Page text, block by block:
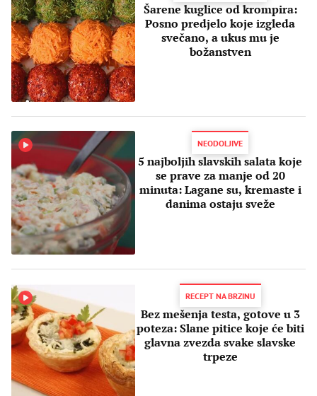
Šarene kuglice od krompira:
Posno predjelo koje izgleda
svečano, a ukus mu je
božanstven
NEODOLJIVE
5 najboljih slavskih salata koje
se prave za manje od 20
minuta: Lagane su, kremaste i
danima ostaju sveže
RECEPT NA BRZINU
Bez mešenja testa, gotove u 3
poteza: Slane pitice koje će biti
glavna zvezda svake slavske
trpeze